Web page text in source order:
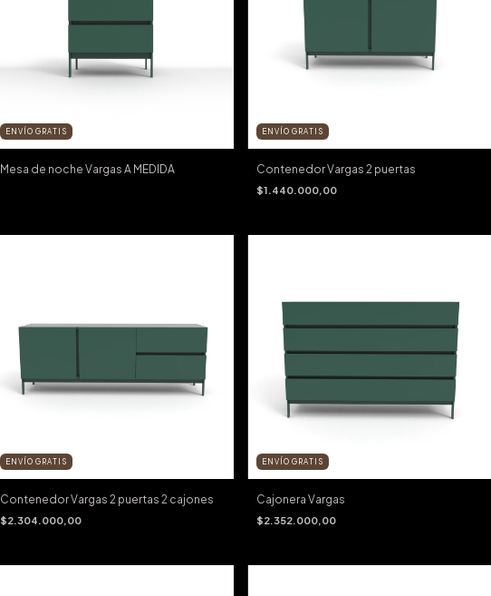
ENVÍO GRATIS
Mesa de noche Vargas A MEDIDA
ENVÍO GRATIS
Contenedor Vargas 2 puertas
$1.440.000,00
ENVÍO GRATIS
Contenedor Vargas 2 puertas 2 cajones
$2.304.000,00
ENVÍO GRATIS
Cajonera Vargas
$2.352.000,00